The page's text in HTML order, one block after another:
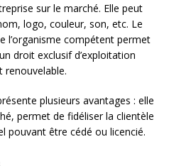
sur le marché. Elle peut
logo, couleur, son, etc. Le
l’organisme compétent permet
droit exclusif d’exploitation
renouvelable.
plusieurs avantages : elle
permet de fidéliser la clientèle
pouvant être cédé ou licencié.